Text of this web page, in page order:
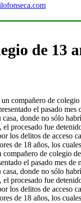
de 13
de colegio
el pasado mes
donde no sólo
procesado fue
delitos de acceso
de 18 años, los